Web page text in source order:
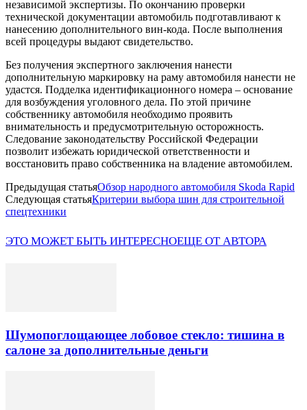
независимой экспертизы. По окончанию проверки
технической документации автомобиль подготавливают к
нанесению дополнительного вин-кода. После выполнения
всей процедуры выдают свидетельство.
Без получения экспертного заключения нанести
дополнительную маркировку на раму автомобиля нанести не
удастся. Подделка идентификационного номера – основание
для возбуждения уголовного дела. По этой причине
собственнику автомобиля необходимо проявить
внимательность и предусмотрительную осторожность.
Следование законодательству Российской Федерации
позволит избежать юридической ответственности и
восстановить право собственника на владение автомобилем.
Предыдущая статьяОбзор народного автомобиля Skoda Rapid
Следующая статьяКритерии выбора шин для строительной
спецтехники
ЭТО МОЖЕТ БЫТЬ ИНТЕРЕСНОЕЩЕ ОТ АВТОРА
Шумопоглощающее лобовое стекло: тишина в
салоне за дополнительные деньги